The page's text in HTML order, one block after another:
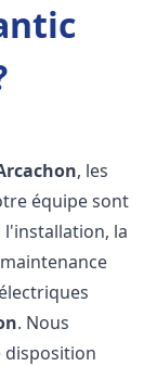
, les
équipe sont
l'installation, la
. Nous
disposition